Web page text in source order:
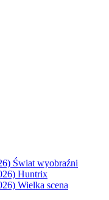
Świat wyobraźni
Huntrix
Wielka scena